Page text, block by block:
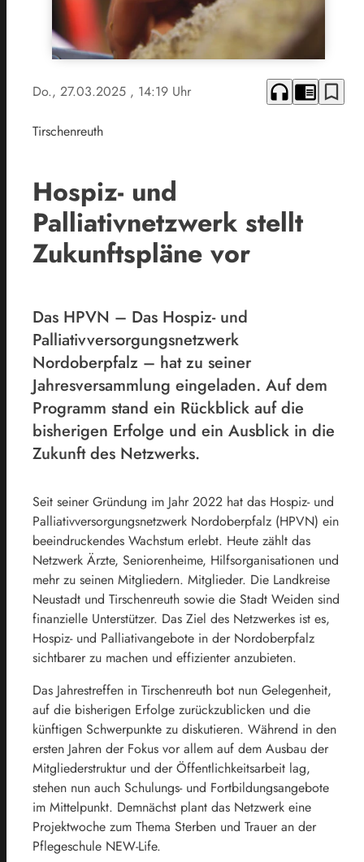
Do., 27.03.2025 , 14:19 Uhr headphones chrome_reader_mode bookmark_border
Tirschenreuth
Hospiz- und
Palliativnetzwerk stellt
Zukunftspläne vor
Das HPVN – Das Hospiz- und
Palliativversorgungsnetzwerk
Nordoberpfalz – hat zu seiner
Jahresversammlung eingeladen. Auf dem
Programm stand ein Rückblick auf die
bisherigen Erfolge und ein Ausblick in die
Zukunft des Netzwerks.
Seit seiner Gründung im Jahr 2022 hat das Hospiz- und
Palliativversorgungsnetzwerk Nordoberpfalz (HPVN) ein
beeindruckendes Wachstum erlebt. Heute zählt das
Netzwerk Ärzte, Seniorenheime, Hilfsorganisationen und
mehr zu seinen Mitgliedern. Mitglieder. Die Landkreise
Neustadt und Tirschenreuth sowie die Stadt Weiden sind
finanzielle Unterstützer. Das Ziel des Netzwerkes ist es,
Hospiz- und Palliativangebote in der Nordoberpfalz
sichtbarer zu machen und effizienter anzubieten.
Das Jahrestreffen in Tirschenreuth bot nun Gelegenheit,
auf die bisherigen Erfolge zurückzublicken und die
künftigen Schwerpunkte zu diskutieren. Während in den
ersten Jahren der Fokus vor allem auf dem Ausbau der
Mitgliederstruktur und der Öffentlichkeitsarbeit lag,
stehen nun auch Schulungs- und Fortbildungsangebote
im Mittelpunkt. Demnächst plant das Netzwerk eine
Projektwoche zum Thema Sterben und Trauer an der
Pflegeschule NEW-Life.